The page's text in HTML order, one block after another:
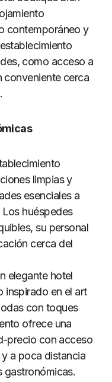
contemporáneo y
como acceso a
conveniente cerca
limpias y
esenciales a
huéspedes
su personal
cerca del
elegante hotel
inspirado en el art
con toques
ofrece una
precio con acceso
a poca distancia
gastronómicas.